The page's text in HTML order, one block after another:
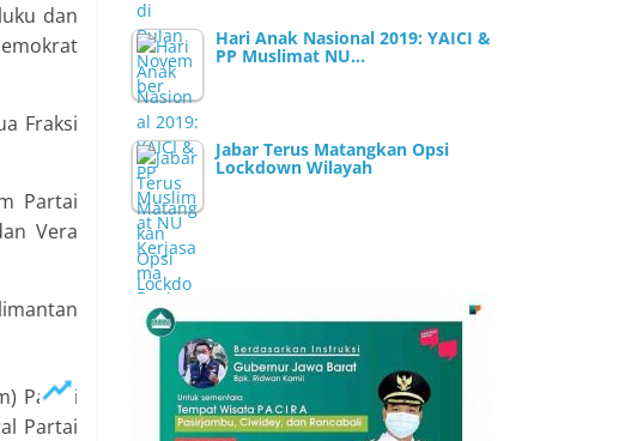
dan
Fraksi
Partai
Vera
Partai
Partai
Hari Anak Nasional 2019: YAICI &
PP Muslimat NU…
Jabar Terus Matangkan Opsi
Lockdown Wilayah